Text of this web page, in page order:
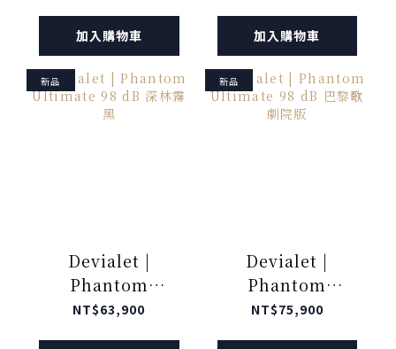
加入購物車 加入購物車
新品
Devialet |
Phantom
Ultimate 98 dB
NT$63,900
新品
Devialet |
Phantom
Ultimate 98 dB
NT$75,900